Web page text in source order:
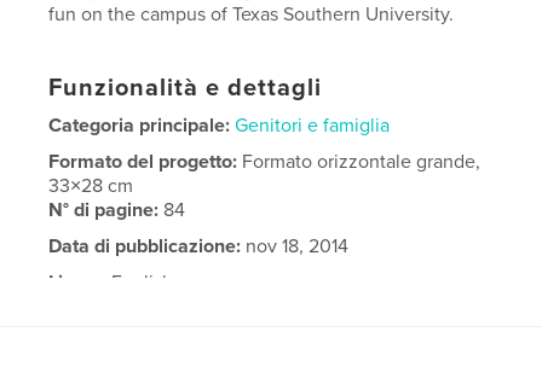
fun on the campus of Texas Southern University.
Funzionalità e dettagli
Categoria principale: Genitori e famiglia
Formato del progetto: Formato orizzontale grande,
33×28 cm
N° di pagine: 84
Data di pubblicazione: nov 18, 2014
Lingua
English